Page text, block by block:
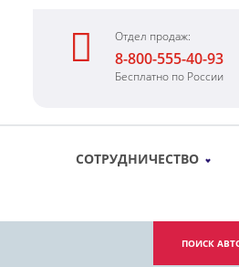
Отдел продаж:
8-800-555-40-93
Бесплатно по России
СОТРУДНИЧЕСТВО
ПОИСК